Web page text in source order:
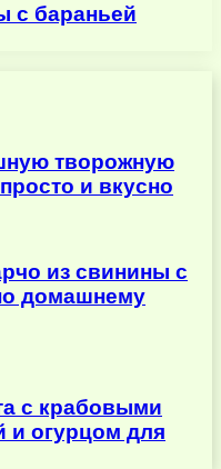
с бараньей
творожную
и вкусно
из свинины с
домашнему
с крабовыми
и огурцом для